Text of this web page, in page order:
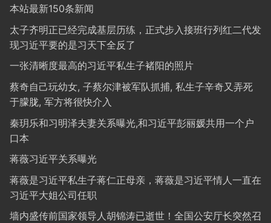
本站最新150条新闻
太子齐明正已经完成基层历练，正式步入接班行列红二代发
现习近平要的是习天下全反了
一张清晰度最高的习近平私生子褚阳的照片
蔡奇自己玩幼女, 子蔡尔津被军队抓捕, 私生子辛奇又弄死
于朦胧, 军方将很快介入
秦玥乐和习明泽夫妻关系曝光,和习近平彭丽媛共用一个户
口本
蒋薇习近平关系曝光
蒋薇是习近平私生子蒋仁正母亲，蒋薇是习近平情人一直在
习近平大姐公司任职
墙内盛传前国家领导人胡锦涛已逝世！全国公安厅长突然召